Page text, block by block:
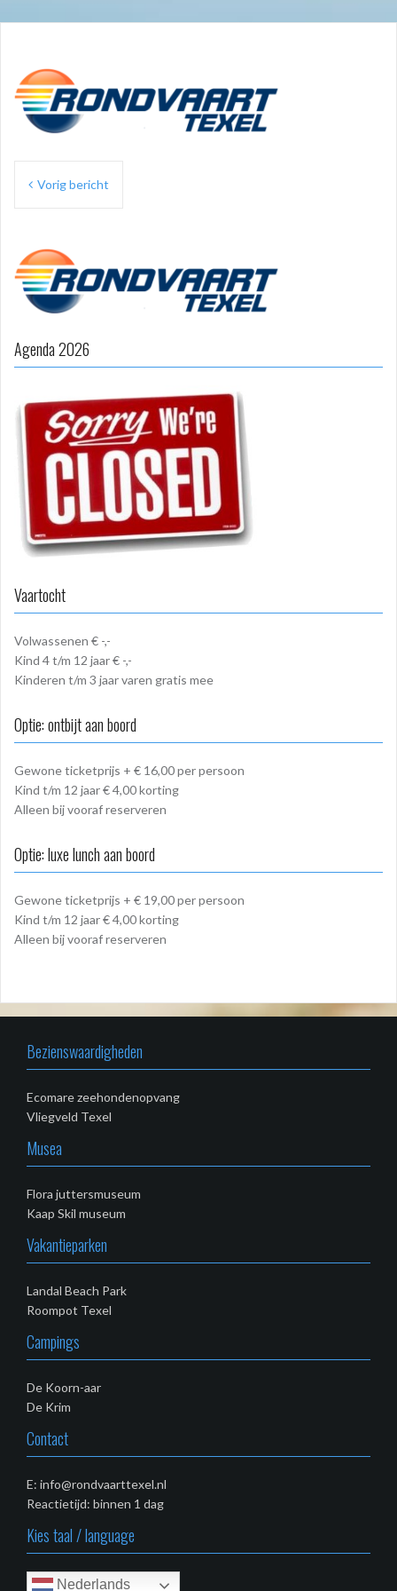
Bericht
navigatie
Vorig bericht
Agenda 2026
Vaartocht
Volwassenen € -,-
Kind 4 t/m 12 jaar € -,-
Kinderen t/m 3 jaar varen gratis mee
Optie: ontbijt aan boord
Gewone ticketprijs + € 16,00 per persoon
Kind t/m 12 jaar € 4,00 korting
Alleen bij vooraf reserveren
Optie: luxe lunch aan boord
Gewone ticketprijs + € 19,00 per persoon
Kind t/m 12 jaar € 4,00 korting
Alleen bij vooraf reserveren
Bezienswaardigheden
Ecomare zeehondenopvang
Vliegveld Texel
Musea
Flora juttersmuseum
Kaap Skil museum
Vakantieparken
Landal Beach Park
Roompot Texel
Campings
De Koorn-aar
De Krim
Contact
E: info@rondvaarttexel.nl
Reactietijd: binnen 1 dag
Kies taal / language
Nederlands